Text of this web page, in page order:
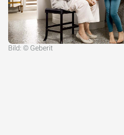
Bild: © Geberit